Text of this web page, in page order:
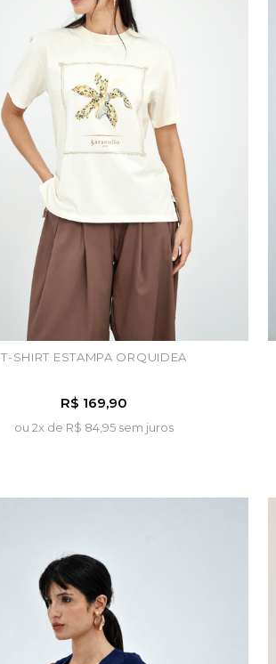
T-SHIRT ESTAMPA ORQUIDEA
R$ 169,90
ou 2x de R$ 84,95 sem juros